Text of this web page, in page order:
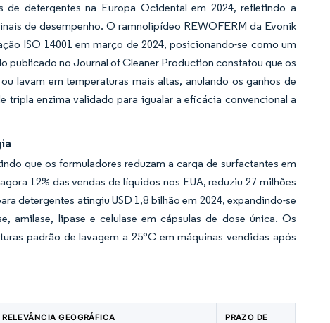
de detergentes na Europa Ocidental em 2024, refletindo a
de desempenho. O ramnolipídeo REWOFERM da Evonik
ISO 14001 em março de 2024, posicionando-se como um
publicado no Journal of Cleaner Production constatou que os
lavam em temperaturas mais altas, anulando os ganhos de
tripla enzima validado para igualar a eficácia convencional a
que os formuladores reduzam a carga de surfactantes em
12% das vendas de líquidos nos EUA, reduziu 27 milhões
detergentes atingiu USD 1,8 bilhão em 2024, expandindo-se
amilase, lipase e celulase em cápsulas de dose única. Os
padrão de lavagem a 25°C em máquinas vendidas após
RELEVÂNCIA GEOGRÁFICA
PRAZO DE